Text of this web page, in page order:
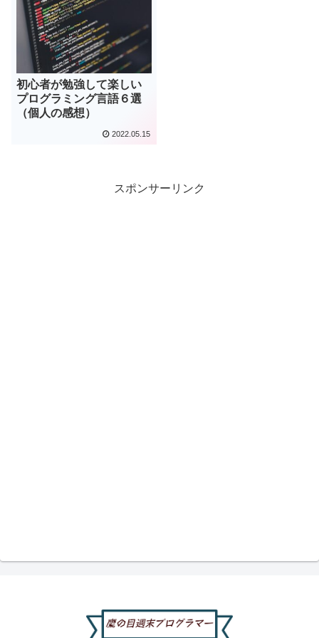
初心者が勉強して楽しい
プログラミング言語６選
（個人の感想）
2022.05.15
スポンサーリンク